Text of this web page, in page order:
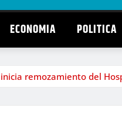
ECONOMIA POLITICA
remozamiento del